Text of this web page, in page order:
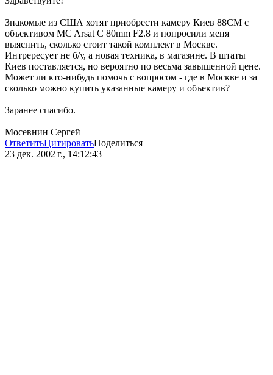
Знакомые из США хотят приобрести камеру Киев 88СМ с
объективом MC Arsat C 80mm F2.8 и попросили меня
выяснить, сколько стоит такой комплект в Москве.
Интрересует не б/у, а новая техника, в магазине. В штаты
Киев поставляется, но вероятно по весьма завышенной цене.
Может ли кто-нибудь помочь с вопросом - где в Москве и за
сколько можно купить указанные камеру и объектив?
Заранее спасибо.
Мосевнин Сергей
ОтветитьЦитироватьПоделиться
23 дек. 2002 г., 14:12:43